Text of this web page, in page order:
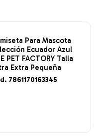
Para Mascota
Ecuador Azul
PET FACTORY Talla
Extra Pequeña
7861170163345